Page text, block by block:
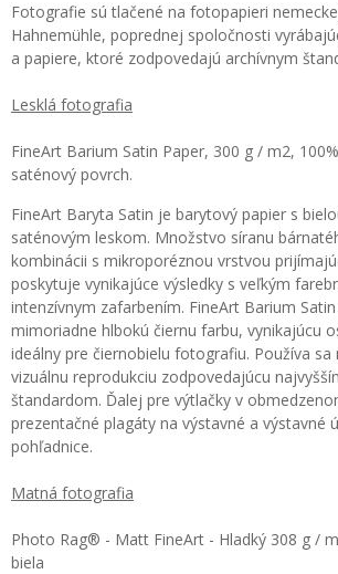
Fotografie sú tlačené na fotopapieri
Hahnemühle, poprednej spoločnosti
a papiere, ktoré zodpovedajú archívnym
Lesklá fotografia
FineArt Barium Satin Paper, 300 g / m2,
saténový povrch.
FineArt Baryta Satin je barytový papier s
saténovým leskom. Množstvo síranu
kombinácii s mikroporéznou vrstvou
poskytuje vynikajúce výsledky s veľkým
intenzívnym zafarbením. FineArt Barium
mimoriadne hlbokú čiernu farbu, vynikajúcu
ideálny pre čiernobielu fotografiu. Používa
vizuálnu reprodukciu zodpovedajúcu
štandardom. Ďalej pre výtlačky v
prezentačné plagáty na výstavné a výstavné
pohľadnice.
Matná fotografia
Photo Rag® - Matt FineArt - Hladký 308 g /
biela